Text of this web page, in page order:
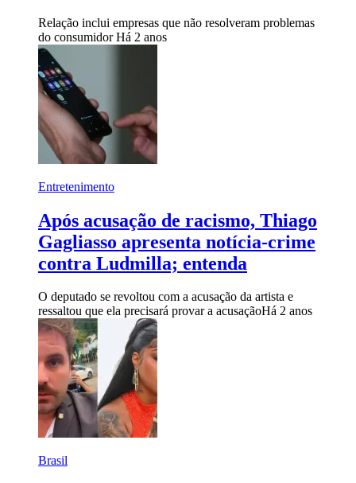
Relação inclui empresas que não resolveram problemas
do consumidorHá 2 anos
Entretenimento
Após acusação de racismo, Thiago
Gagliasso apresenta notícia-crime
contra Ludmilla; entenda
O deputado se revoltou com a acusação da artista e
ressaltou que ela precisará provar a acusaçãoHá 2 anos
Brasil